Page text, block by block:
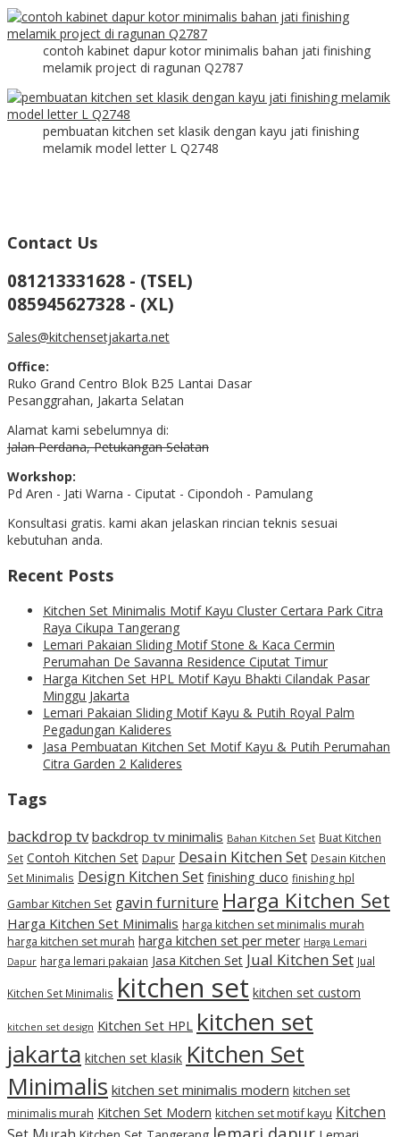
contoh kabinet dapur kotor minimalis bahan jati finishing
melamik project di ragunan Q2787
pembuatan kitchen set klasik dengan kayu jati finishing
melamik model letter L Q2748
Contact Us
081213331628 - (TSEL)
085945627328 - (XL)
Sales@kitchensetjakarta.net
Office:
Ruko Grand Centro Blok B25 Lantai Dasar
Pesanggrahan, Jakarta Selatan
Alamat kami sebelumnya di:
Jalan Perdana, Petukangan Selatan
Workshop:
Pd Aren - Jati Warna - Ciputat - Cipondoh - Pamulang
Konsultasi gratis. kami akan jelaskan rincian teknis sesuai
kebutuhan anda.
Recent Posts
Kitchen Set Minimalis Motif Kayu Cluster Certara Park Citra
Raya Cikupa Tangerang
Lemari Pakaian Sliding Motif Stone & Kaca Cermin
Perumahan De Savanna Residence Ciputat Timur
Harga Kitchen Set HPL Motif Kayu Bhakti Cilandak Pasar
Minggu Jakarta
Lemari Pakaian Sliding Motif Kayu & Putih Royal Palm
Pegadungan Kalideres
Jasa Pembuatan Kitchen Set Motif Kayu & Putih Perumahan
Citra Garden 2 Kalideres
Tags
backdrop tv backdrop tv minimalis Bahan Kitchen Set Buat Kitchen
Set Contoh Kitchen Set Dapur Desain Kitchen Set Desain Kitchen
Set Minimalis Design Kitchen Set finishing duco finishing hpl
Gambar Kitchen Set gavin furniture Harga Kitchen Set
Harga Kitchen Set Minimalis harga kitchen set minimalis murah
harga kitchen set murah harga kitchen set per meter Harga Lemari
Dapur harga lemari pakaian Jasa Kitchen Set Jual Kitchen Set Jual
Kitchen Set Minimalis kitchen set kitchen set custom
kitchen set design Kitchen Set HPL kitchen set
jakarta kitchen set klasik Kitchen Set
Minimalis kitchen set minimalis modern kitchen set
minimalis murah Kitchen Set Modern kitchen set motif kayu Kitchen